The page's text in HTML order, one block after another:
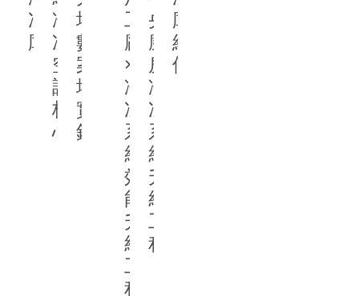
凍
庫
冷
凍
空
調
核
心
坪
數
案
場
實
錄
工
廠
×
冷
凍
系
統
效
能
升
級
工
程
央
廚
房
冷
凍
系
統
升
級
工
程
庫
維
修